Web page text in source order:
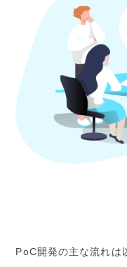
PoC開発の主な流れは